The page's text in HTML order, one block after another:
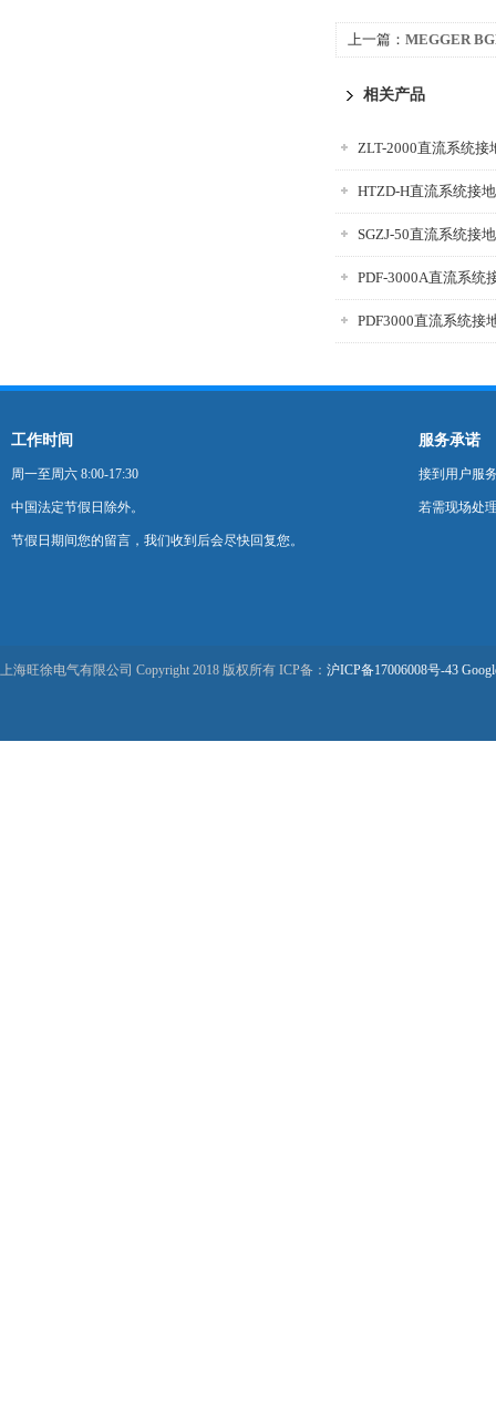
上一篇： MEGGER
相关产品
ZLT-2000直流系统接
HTZD-H直流系统接
SGZJ-50直流系统接
PDF-3000A直流系统
PDF3000直流系统接
工作时间
周一至周六 8:00-17:30
中国法定节假日除外。
节假日期间您的留言，我们收到后会尽快回复您。
服务承诺
接到用户服
若需现场处
上海旺徐电气有限公司 Copyright 2018 版权所有 ICP备： 沪ICP备17006008号-43